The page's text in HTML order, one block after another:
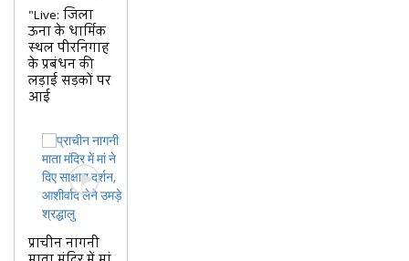
"Live: जिला
ऊना के धार्मिक
स्थल पीरनिगाह
के प्रबंधन की
लड़ाई सड़कों पर
आई
प्राचीन नागनी